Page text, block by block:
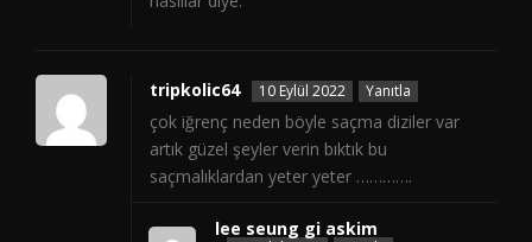
tripkolic64 10 Eylül 2022 Yanıtla
çok iğrenç neden böyle saçma diziler var
artık güzel şeyler verin bıktık bu
saçmalıklardan yeter yeter ………….
lee seung gi askim